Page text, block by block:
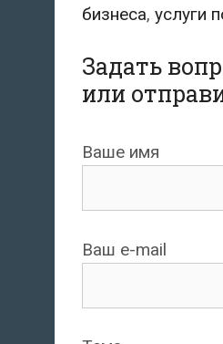
бизнеса, услуги
Задать
или
Ваше имя
Ваш e-mail